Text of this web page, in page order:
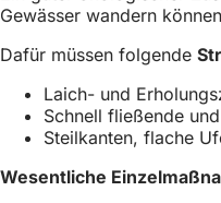
Gewässer wandern
Dafür müssen folgende
Laich- und
Schnell fließende
Steilkanten, flache
Wesentliche